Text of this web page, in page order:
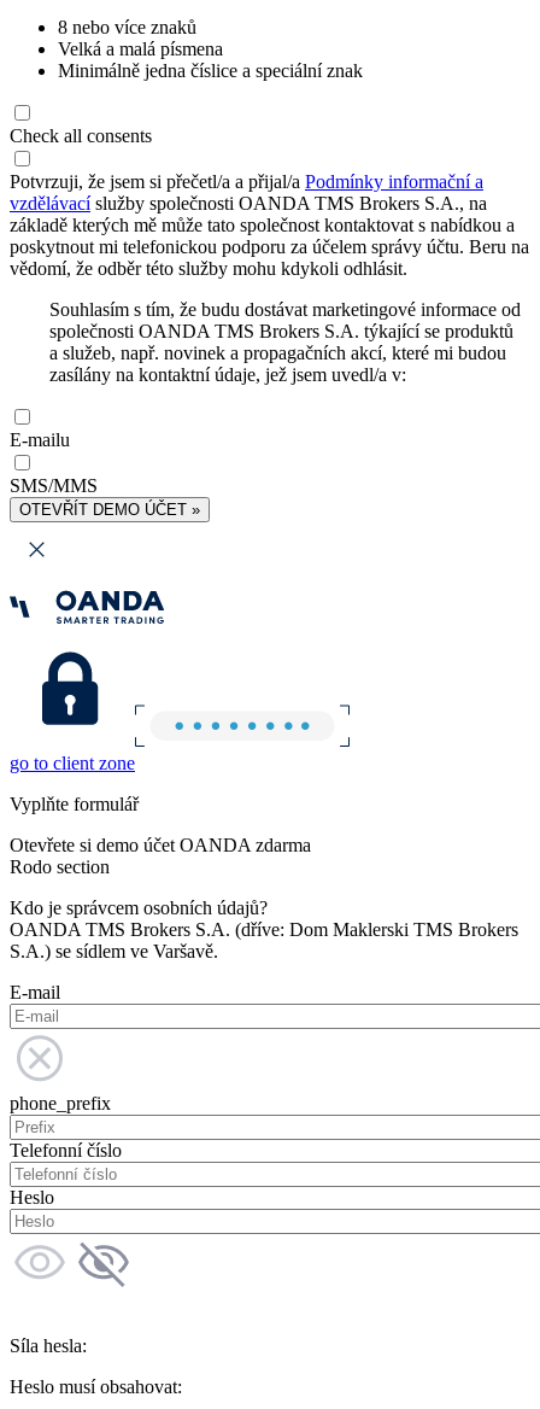
8 nebo více znaků
Velká a malá písmena
Minimálně jedna číslice a speciální znak
Check all consents
Potvrzuji, že jsem si přečetl/a a přijal/a Podmínky informační a
vzdělávacíslužby společnosti OANDA TMS Brokers S.A., na
základě kterých mě může tato společnost kontaktovat s nabídkou a
poskytnout mi telefonickou podporu za účelem správy účtu. Beru na
vědomí, že odběr této služby mohu kdykoli odhlásit.
Souhlasím s tím, že budu dostávat marketingové informace od
společnosti OANDA TMS Brokers S.A. týkající se produktů
a služeb, např. novinek a propagačních akcí, které mi budou
zasílány na kontaktní údaje, jež jsem uvedl/a v:
E-mailu
SMS/MMS
OTEVŘÍT DEMO ÚČET »
go to client zone
Vyplňte formulář
Otevřete si demo účet OANDA zdarma
Rodo section
Kdo je správcem osobních údajů?
OANDA TMS Brokers S.A. (dříve: Dom Maklerski TMS Brokers
S.A.) se sídlem ve Varšavě.
E-mail
phone_prefix
Telefonní číslo
Heslo
Síla hesla:
Heslo musí obsahovat: